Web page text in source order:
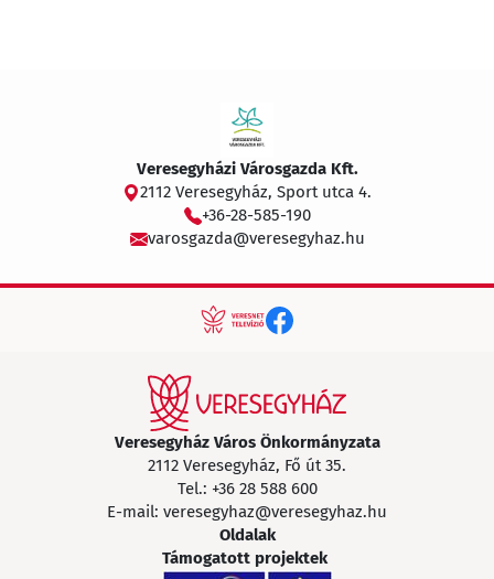
Veresegyházi Városgazda Kft.
2112 Veresegyház, Sport utca 4.
+36-28-585-190
varosgazda@veresegyhaz.hu
Veresegyház Város Önkormányzata
2112 Veresegyház, Fő út 35.
Tel.: +36 28 588 600
E-mail: veresegyhaz@veresegyhaz.hu
Oldalak
Támogatott projektek